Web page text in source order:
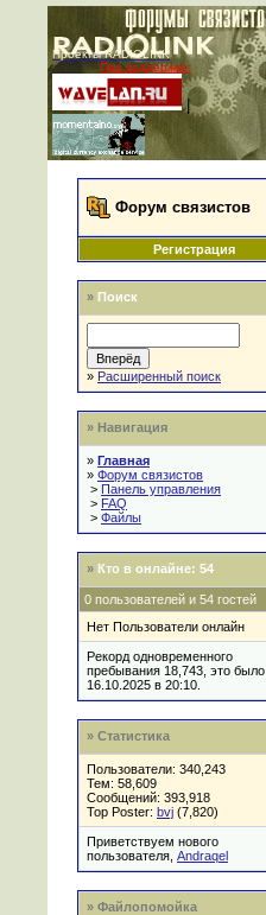
Проекты RADIOLINK
При поддержке:
|
Форум связистов
Регистрация
» Поиск
» Расширенный поиск
» Навигация
» Главная
» Форум связистов
> Панель управления
> FAQ
> Файлы
» Кто в онлайне: 54
0 пользователей и 54 гостей
Нет Пользователи онлайн
Рекорд одновременного
пребывания 18,743, это было
16.10.2025 в 20:10.
» Статистика
Пользователи: 340,243
Тем: 58,609
Сообщений: 393,918
Top Poster: bvj (7,820)
Приветствуем нового
пользователя, Andraqel
» Файлопомойка